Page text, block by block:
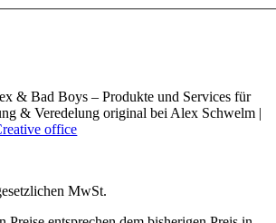
& Bad Boys – Produkte und Services für
& Veredelung original bei Alex Schwelm |
office
MwSt.